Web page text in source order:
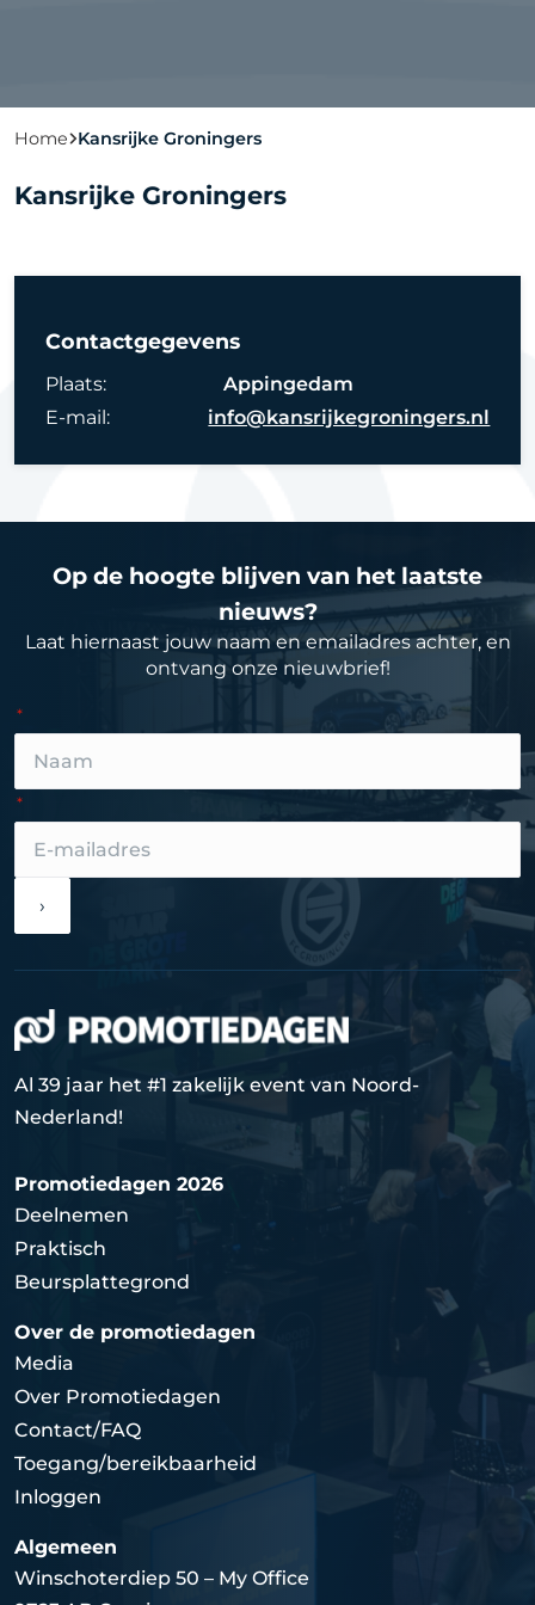
Home Kansrijke Groningers
Kansrijke Groningers
Contactgegevens
Plaats:
Appingedam
E-mail:
info@kansrijkegroningers.nl
Op de hoogte blijven van het laatste
nieuws?
Laat hiernaast jouw naam en emailadres achter, en
ontvang onze nieuwbrief!
›
Al 39 jaar het #1 zakelijk event van Noord-
Nederland!
Promotiedagen 2026
Deelnemen
Praktisch
Beursplattegrond
Over de promotiedagen
Media
Over Promotiedagen
Contact/FAQ
Toegang/bereikbaarheid
Inloggen
Algemeen
Winschoterdiep 50 – My Office